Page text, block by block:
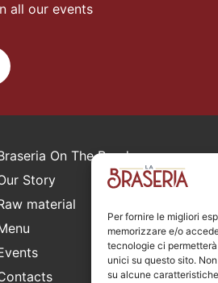
Per fornire le migliori
memorizzare e/o
tecnologie ci
unici su questo sito.
su alcune
all our events
On The Road
Story
material